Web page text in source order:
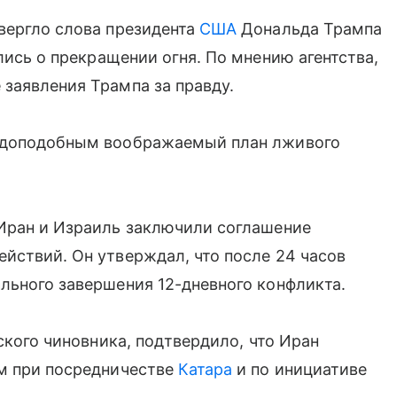
слова президента США Дональда Трампа
о прекращении огня. По мнению агентства,
Трампа за правду.
воображаемый план лживого
и Израиль заключили соглашение
Он утверждал, что после 24 часов
завершения 12-дневного конфликта.
чиновника, подтвердило, что Иран
при посредничестве Катара и по инициативе